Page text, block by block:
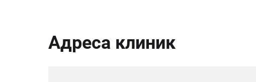
Адреса клиник